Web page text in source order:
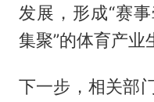
发展，形成“赛
集聚”的体育产业
下一步，相关部